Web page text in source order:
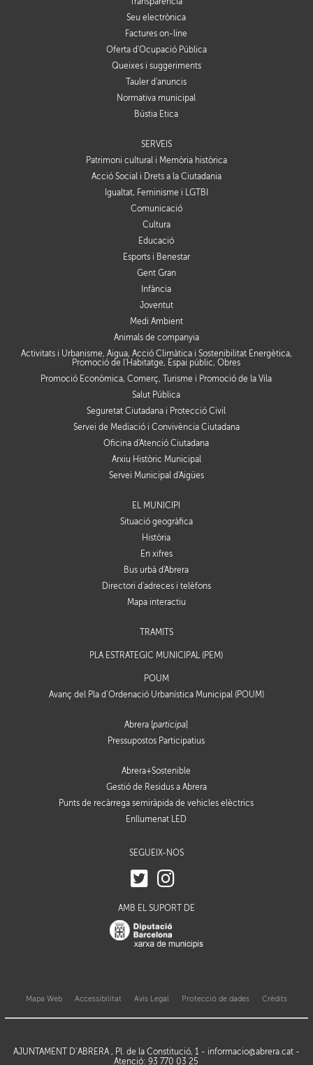
Seu electrònica
Factures on-line
Oferta d'Ocupació Pública
Queixes i suggeriments
Tauler d'anuncis
Normativa municipal
Bústia Ètica
SERVEIS
Patrimoni cultural i Memòria històrica
Acció Social i Drets a la Ciutadania
Igualtat, Feminisme i LGTBI
Comunicació
Cultura
Educació
Esports i Benestar
Gent Gran
Infància
Joventut
Medi Ambient
Animals de companyia
Activitats i Urbanisme, Aigua, Acció Climàtica i Sostenibilitat Energètica,
Promoció de l'Habitatge, Espai públic, Obres
Promoció Econòmica, Comerç, Turisme i Promoció de la Vila
Salut Pública
Seguretat Ciutadana i Protecció Civil
Servei de Mediació i Convivència Ciutadana
Oficina d'Atenció Ciutadana
Arxiu Històric Municipal
Servei Municipal d'Aigües
EL MUNICIPI
Situació geogràfica
Història
En xifres
Bus urbà d'Abrera
Directori d'adreces i telèfons
Mapa interactiu
TRÀMITS
PLA ESTRATÈGIC MUNICIPAL (PEM)
POUM
Avanç del Pla d’Ordenació Urbanística Municipal (POUM)
Abrera [participa
Pressupostos Participatius
Abrera+Sostenible
Gestió de Residus a Abrera
Punts de recàrrega semiràpida de vehicles elèctrics
Enllumenat LED
SEGUEIX-NOS
AMB EL SUPORT DE
Mapa Web Accessibilitat Avis Legal Protecció de dades Crèdits
AJUNTAMENT D’ABRERA , Pl. de la Constitució, 1 - informacio@abrera.cat-
Atenció: 93 770 03 25